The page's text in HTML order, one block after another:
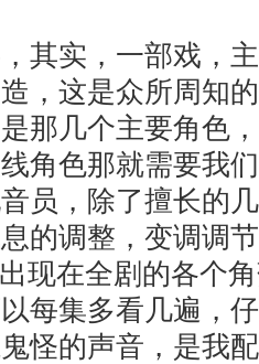
实，一部戏，主
，这是众所周知
那几个主要角色
角色那就需要我
员，除了擅长的
的调整，变调调
现在全剧的各个
每集多看几遍，
怪的声音，是我